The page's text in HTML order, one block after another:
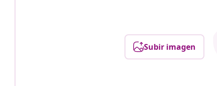
Subir imagen